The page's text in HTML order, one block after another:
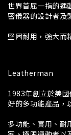
世界首屈一指的運
密儀器的設計者及
堅固耐用，強大而
Leatherman
1983年創立於美
好的多功能產品，
多功能、實用、耐